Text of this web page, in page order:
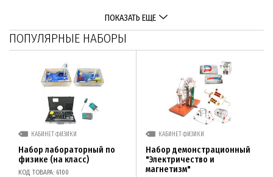
ПОКАЗАТЬ ЕЩЕ
ПОПУЛЯРНЫЕ НАБОРЫ
КАБИНЕТ ФИЗИКИ
Набор лабораторный по
физике (на класс)
КОД ТОВАРА: 6100
КАБИНЕТ ФИЗИКИ
Набор демонстрационный
"Электричество и
магнетизм"